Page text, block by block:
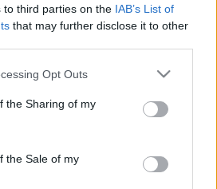
to third parties on the IAB’s List of
that may further disclose it to other
app uses one or more Google
usage behaviour. You may click to
Google and its third-party tags to
specified purposes in below Google
Opt Outs
the Sharing of my
the Sale of my